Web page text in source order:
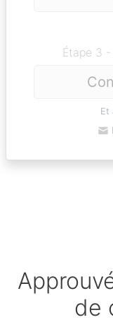
Étape 3
Et
de